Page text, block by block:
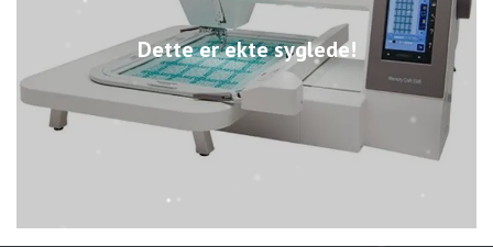
Dette er ekte syglede!